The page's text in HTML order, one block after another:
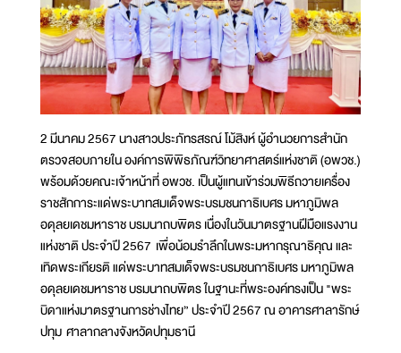
2 มีนาคม 2567 นางสาวประภัทรสรณ์ โม้สิงห์ ผู้อำนวยการสำนัก
ตรวจสอบภายใน องค์การพิพิธภัณฑ์วิทยาศาสตร์แห่งชาติ (อพวช.)
พร้อมด้วยคณะเจ้าหน้าที่ อพวช. เป็นผู้แทนเข้าร่วมพิธีถวายเครื่อง
ราชสักการะแด่พระบาทสมเด็จพระบรมชนกาธิเบศร มหาภูมิพล
อดุลยเดชมหาราช บรมนาถบพิตร เนื่องในวันมาตรฐานฝีมือแรงงาน
แห่งชาติ ประจำปี 2567 เพื่อน้อมรำลึกในพระมหากรุณาธิคุณ และ
เทิดพระเกียรติ แด่พระบาทสมเด็จพระบรมชนกาธิเบศร มหาภูมิพล
อดุลยเดชมหาราช บรมนาถบพิตร ในฐานะที่พระองค์ทรงเป็น "พระ
บิดาแห่งมาตรฐานการช่างไทย” ประจำปี 2567 ณ อาคารศาลารักษ์
ปทุม ศาลากลางจังหวัดปทุมธานี